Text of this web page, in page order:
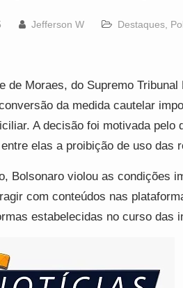
Jefferson W Destaques
de Moraes, do Supremo
da medida cautelar
A decisão foi motivada pelo
elas a proibição de uso das
Bolsonaro violou as condições
com conteúdos nas
estabelecidas no curso das